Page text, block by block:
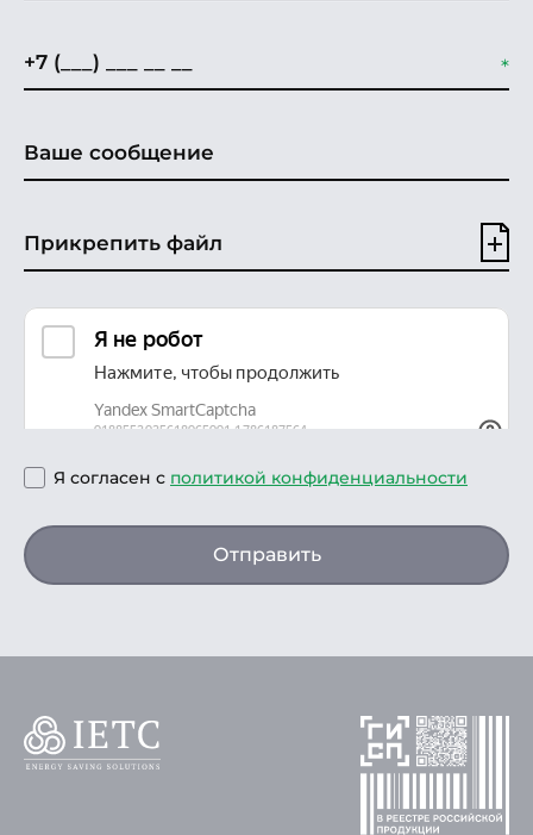
Прикрепить файл
Я согласен с политикой конфиденциальности
Отправить